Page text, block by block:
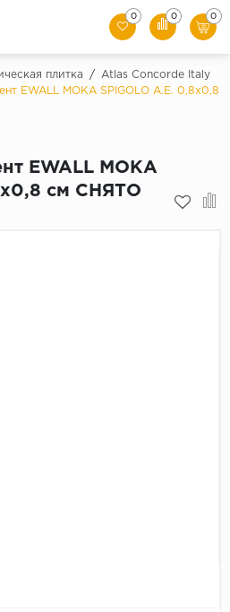
0 0 0
плитка /
Atlas Concorde Italy
EWALL MOKA SPIGOLO A.E. 0,8x0,8
EWALL MOKA
см СНЯТО